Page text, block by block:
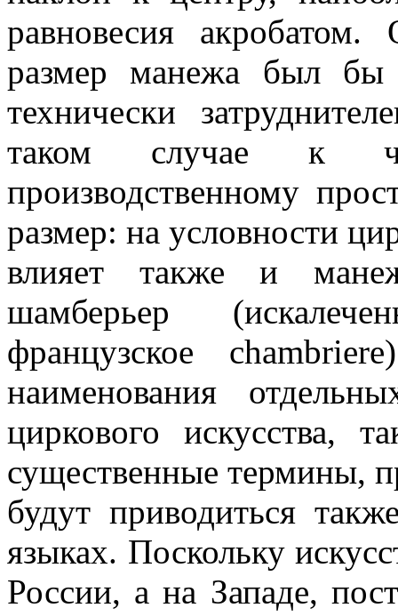
равновесия
размер манежа был
технически
таком случае к
производственному
размер: на условности
влияет также и
шамберьер
французское
наименования
циркового искусства,
существенные термины,
будут приводиться
языках. Поскольку
России, а на Западе,